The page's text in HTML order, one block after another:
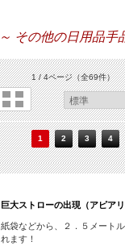
～ その他の日用品手
1 / 4ページ（全69件）
1 2 3 4
巨大ストローの出現（アピアリ
紙袋などから、２．５メート
れます！